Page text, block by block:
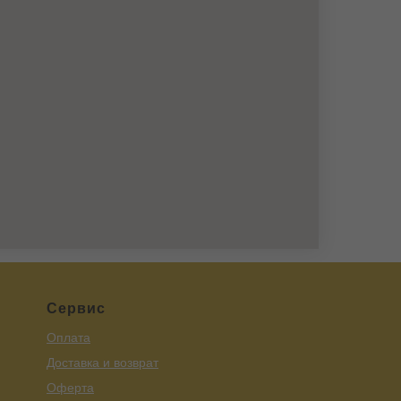
Сервис
Оплата
Доставка и возврат
Оферта